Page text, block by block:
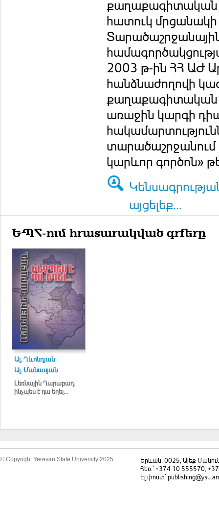
քաղաքագիտական
հատուկ մրցանակի
2003 թ-ին ՀՀ ԱԺ
հանձնաժողովի
քաղաքագիտական
առաջին կարգի
կարևոր գործոն»
այցելեք...
ԵՊՀ-ում հրատարակված գրքերը
Ալ. Ղևոնդյան
Ալ. Մանասյան
Լեռնային Ղարաբաղ.
ինչպես է դա եղել...
© Copyright Yerevan State University 2025
Երևան, 0025, Ալեք
Հեռ.` +374 10 555570,
Էլ.փոստ`